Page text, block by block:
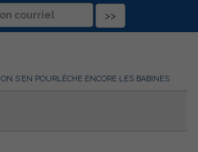
ON S’EN POURLÈCHE ENCORE LES BABINES